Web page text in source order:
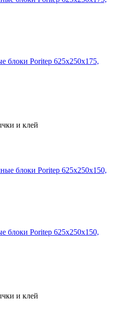
блоки Poritep 625х250х175,
и клей
блоки Poritep 625х250х150,
и клей